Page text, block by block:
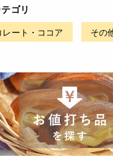
ゴリ
ート・ココア その